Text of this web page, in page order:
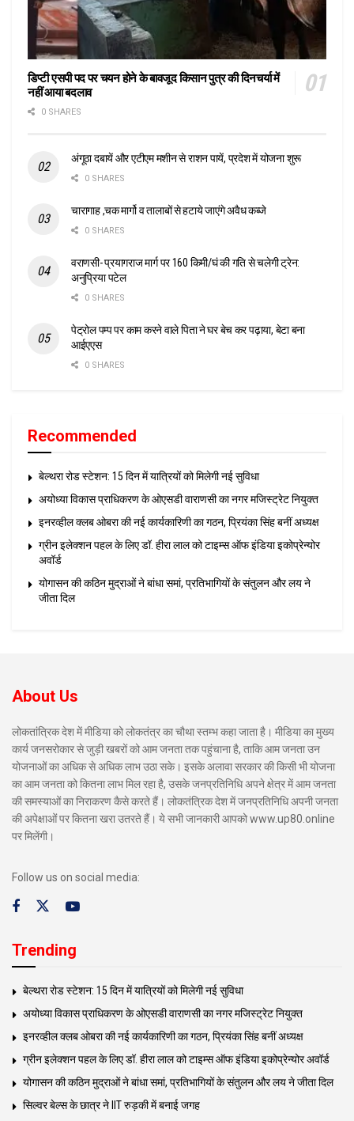
डिप्टी एसपी पद पर चयन होने के बावजूद किसान पुत्र की दिनचर्या में
नहीं आया बदलाव
0 SHARES
अंगूठा दबायें और एटीएम मशीन से राशन पायें, प्रदेश में योजना शुरू
0 SHARES
चारागाह ,चक मार्गो व तालाबों से हटाये जाएंगे अवैध कब्जे
0 SHARES
वराणसी- प्रयागराज मार्ग पर 160 किमी/घं की गति से चलेगी ट्रेन:
अनुप्रिया पटेल
0 SHARES
पेट्रोल पम्प पर काम करने वाले पिता ने घर बेच कर पढ़ाया, बेटा बना
आईएएस
0 SHARES
Recommended
बेल्थरा रोड स्टेशन: 15 दिन में यात्रियों को मिलेगी नई सुविधा
अयोध्या विकास प्राधिकरण के ओएसडी वाराणसी का नगर मजिस्ट्रेट नियुक्त
इनरव्हील क्लब ओबरा की नई कार्यकारिणी का गठन, प्रियंका सिंह बनीं अध्यक्ष
ग्रीन इलेक्शन पहल के लिए डॉ. हीरा लाल को टाइम्स ऑफ इंडिया इकोप्रेन्योर
अवॉर्ड
योगासन की कठिन मुद्राओं ने बांधा समां, प्रतिभागियों के संतुलन और लय ने
जीता दिल
About Us
लोकतांत्रिक देश में मीडिया को लोकतंत्र का चौथा स्तम्भ कहा जाता है। मीडिया का मुख्य
कार्य जनसरोकार से जुड़ी खबरों को आम जनता तक पहुंचाना है, ताकि आम जनता उन
योजनाओं का अधिक से अधिक लाभ उठा सके। इसके अलावा सरकार की किसी भी योजना
का आम जनता को कितना लाभ मिल रहा है, उसके जनप्रतिनिधि अपने क्षेत्र में आम जनता
की समस्याओं का निराकरण कैसे करते हैं। लोकतंत्रिक देश में जनप्रतिनिधि अपनी जनता
की अपेक्षाओं पर कितना खरा उतरते हैं। ये सभी जानकारी आपको www.up80.online
पर मिलेंगी।
Follow us on social media:
Trending
बेल्थरा रोड स्टेशन: 15 दिन में यात्रियों को मिलेगी नई सुविधा
अयोध्या विकास प्राधिकरण के ओएसडी वाराणसी का नगर मजिस्ट्रेट नियुक्त
इनरव्हील क्लब ओबरा की नई कार्यकारिणी का गठन, प्रियंका सिंह बनीं अध्यक्ष
ग्रीन इलेक्शन पहल के लिए डॉ. हीरा लाल को टाइम्स ऑफ इंडिया इकोप्रेन्योर अवॉर्ड
योगासन की कठिन मुद्राओं ने बांधा समां, प्रतिभागियों के संतुलन और लय ने जीता दिल
सिल्वर बेल्स के छात्र ने IIT रुड़की में बनाई जगह